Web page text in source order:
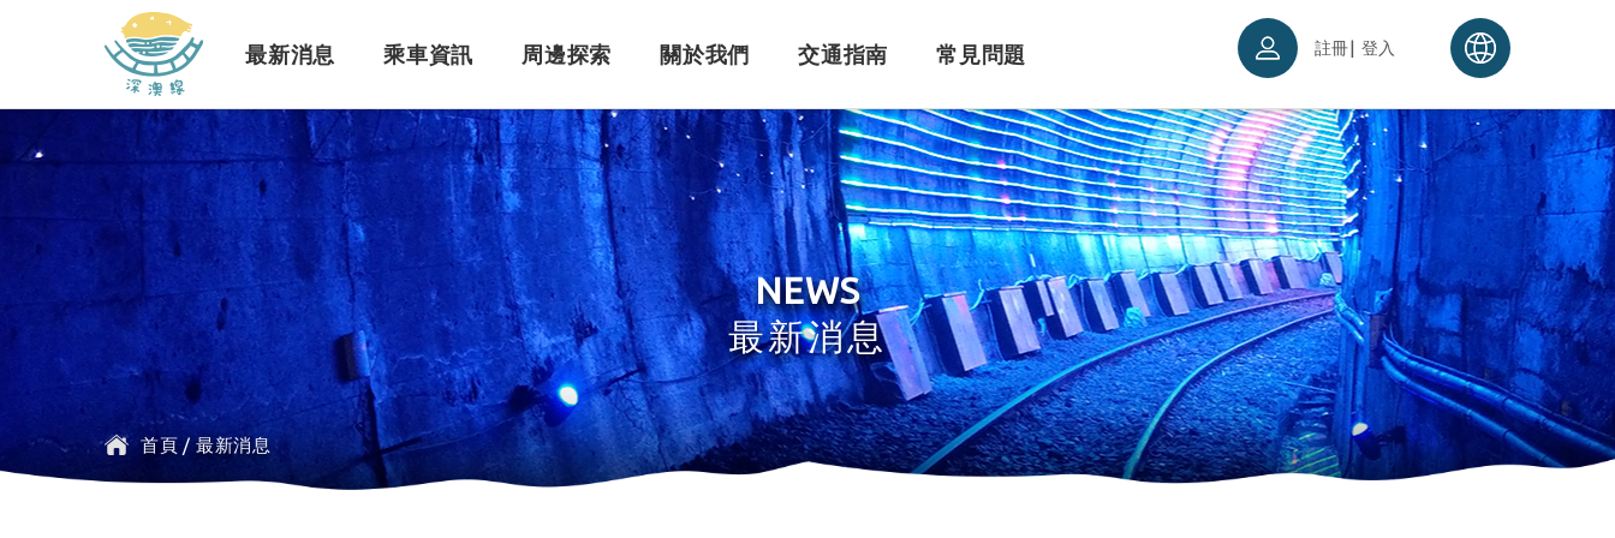
最新消息
訊息公告
乘車資訊
行車路線 票價時刻 購票須知 訂票系統 退票須知 入場須知
周邊探索
景點介紹 探索行程介紹
關於我們
緣起簡介 設施介紹 角色介紹 車體設計 永續理念
交通指南
公車 自行開車
常見問題
一般問題 訂票問題 訂單問題 搭乘問題
註冊| 登入
NEWS
最新消息
首頁 /最新消息